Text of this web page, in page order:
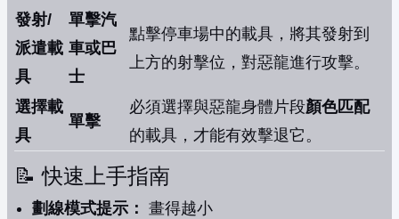
發射/
派遣載
具
單擊汽
車或巴
士
點擊停車場中的載具，將其發射到
上方的射擊位，對惡龍進行攻擊。
選擇載
具
單擊
必須選擇與惡龍身體片段顏色匹配
的載具，才能有效擊退它。
📝 快速上手指南
劃線模式提示： 畫得越小